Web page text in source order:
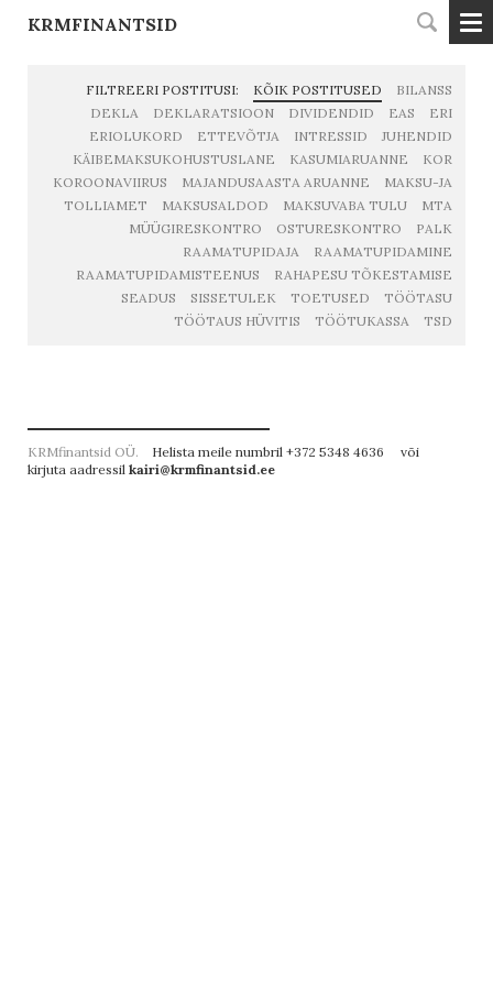
KRMFINANTSID
FILTREERI POSTITUSI: KÕIK POSTITUSED
BILANSS
DEKLA
DEKLARATSIOON DIVIDENDID EAS
ERI
ERIOLUKORD
ETTEVÕTJA INTRESSID
JUHENDID
KÄIBEMAKSUKOHUSTUSLANE
KASUMIARUANNE
KOR
KOROONAVIIRUS
MAJANDUSAASTA ARUANNE
MAKSU-JA
TOLLIAMET
MAKSUSALDOD MAKSUVABA TULU
MTA
MÜÜGIRESKONTRO
OSTURESKONTRO
PALK
RAAMATUPIDAJA
RAAMATUPIDAMINE
RAAMATUPIDAMISTEENUS
RAHAPESU TÕKESTAMISE
SEADUS
SISSETULEK TOETUSED
TÖÖTASU
TÖÖTAUS HÜVITIS
TÖÖTUKASSA TSD
KRMfinantsid OÜ. Helista meile numbril +372 5348 4636 või
kirjuta aadressil kairi@krmfinantsid.ee